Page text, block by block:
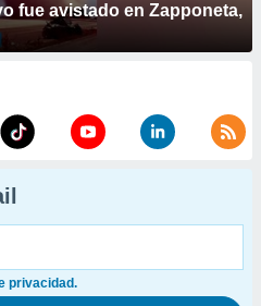
fue avistado en Zapponeta,
privacidad.